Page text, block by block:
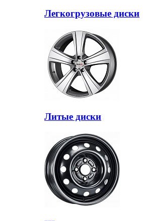
Легкогрузовые диски
Литые диски